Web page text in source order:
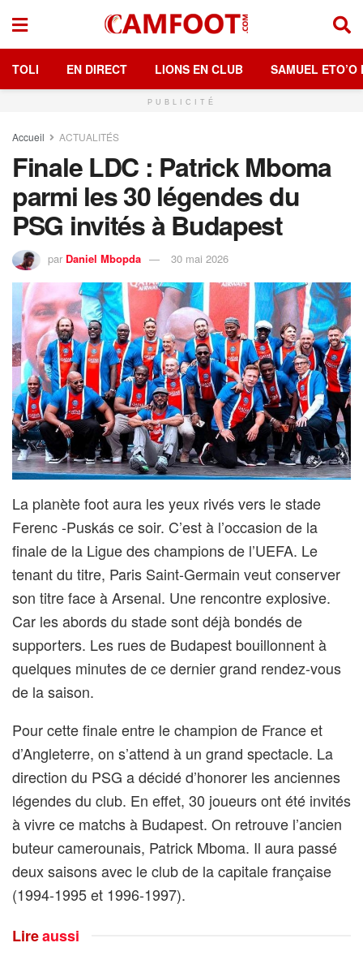
TOLI EN DIRECT LIONS EN CLUB SAMUEL ETO’O
PUBLICITÉ
Accueil ACTUALITÉS
Finale LDC : Patrick Mboma
parmi les 30 légendes du
PSG invités à Budapest
par Daniel Mbopda 30 mai 2026
La planète foot aura les yeux rivés vers le stade
Ferenc -Puskás ce soir. C’est à l’occasion de la
finale de la Ligue des champions de l’UEFA. Le
tenant du titre, Paris Saint-Germain veut conserver
son titre face à Arsenal. Une rencontre explosive.
Car les abords du stade sont déjà bondés de
supporters. Les rues de Budapest bouillonnent à
quelques minutes de ce dernier grand rendez-vous
de la saison.
Pour cette finale entre le champion de France et
d’Angleterre, on s’attend à un grand spectacle. La
direction du PSG a décidé d’honorer les anciennes
légendes du club. En effet, 30 joueurs ont été invités
à vivre ce matchs à Budapest. On retrouve l’ancien
buteur camerounais, Patrick Mboma. Il aura passé
deux saisons avec le club de la capitale française
(1994-1995 et 1996-1997).
Lireaussi